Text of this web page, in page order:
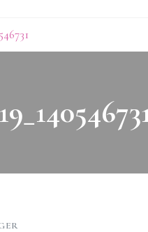
est vide.